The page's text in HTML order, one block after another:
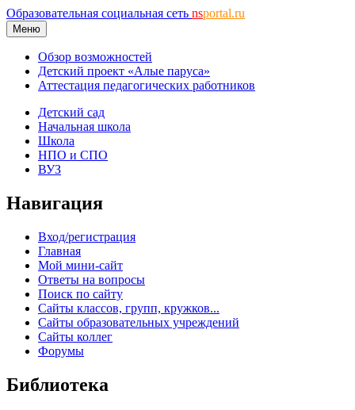
Образовательная социальная сеть nsportal.ru
Меню
Обзор возможностей
Детский проект «Алые паруса»
Аттестация педагогических работников
Детский сад
Начальная школа
Школа
НПО и СПО
ВУЗ
Навигация
Вход/регистрация
Главная
Мой мини-сайт
Ответы на вопросы
Поиск по сайту
Сайты классов, групп, кружков...
Сайты образовательных учреждений
Сайты коллег
Форумы
Библиотека